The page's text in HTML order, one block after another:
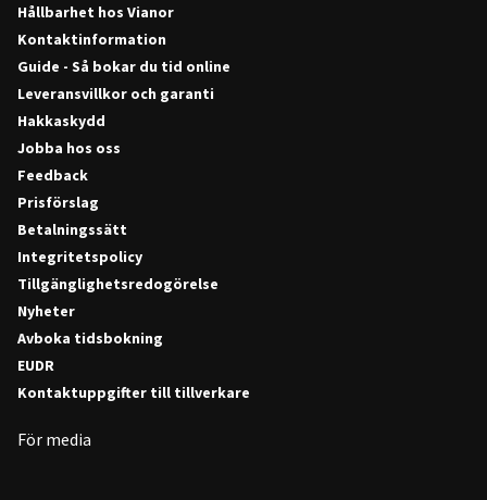
Hållbarhet hos Vianor
Kontaktinformation
Guide - Så bokar du tid online
Leveransvillkor och garanti
Hakkaskydd
Jobba hos oss
Feedback
Prisförslag
Betalningssätt
Integritetspolicy
Tillgänglighetsredogörelse
Nyheter
Avboka tidsbokning
EUDR
Kontaktuppgifter till tillverkare
För media